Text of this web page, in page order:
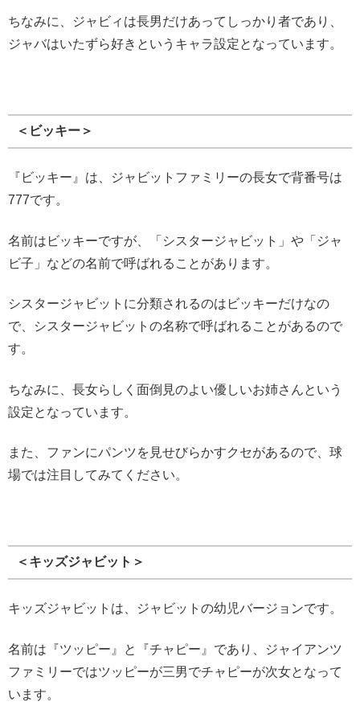
ちなみに、ジャビィは長男だけあってしっかり者であり、
ジャバはいたずら好きというキャラ設定となっています。
＜ビッキー＞
『ビッキー』は、ジャビットファミリーの長女で背番号は
777です。
名前はビッキーですが、「シスタージャビット」や「ジャ
ビ子」などの名前で呼ばれることがあります。
シスタージャビットに分類されるのはビッキーだけなの
で、シスタージャビットの名称で呼ばれることがあるので
す。
ちなみに、長女らしく面倒見のよい優しいお姉さんという
設定となっています。
また、ファンにパンツを見せびらかすクセがあるので、球
場では注目してみてください。
＜キッズジャビット＞
キッズジャビットは、ジャビットの幼児バージョンです。
名前は『ツッピー』と『チャピー』であり、ジャイアンツ
ファミリーではツッピーが三男でチャピーが次女となって
います。